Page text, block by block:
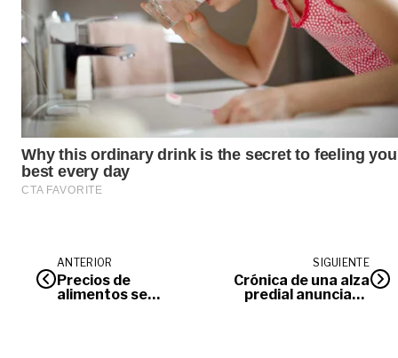
ANTERIOR
Precios de
alimentos se
SIGUIENTE
Crónica de una alza
predial anunciada